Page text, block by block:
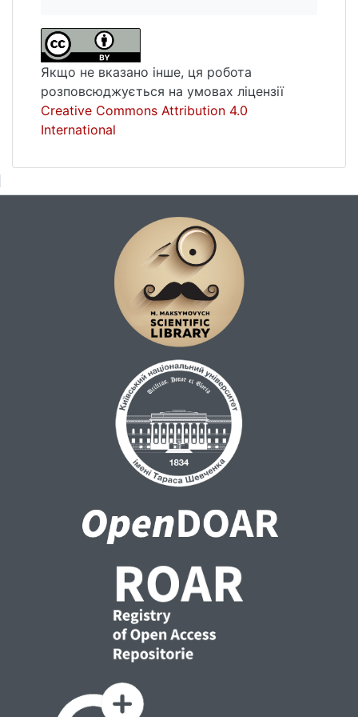
визначення параметрів джерела. На основі
графічного методу для визначення
механізмів вогнищ місцевих землетрусів
отримано спектральні та геометричні
параметри джерела: сейсмічний момент,
радіус зсувної дислокації, площу розриву,
середню посувку по розриву, спад
методики визначення поля переміщень у
випадку анізотропного середовища з
використанням матричного методу, а
також розвитку графічного методу для
побудови механізмів вогнищ землетрусів
Закарпаття у випадку обмеженої кількості
станцій. Практична значимість роботи
полягає в тому, що на основі розроблених
підходів є можливість визначення
параметрів вогнищ місцевих землетрусів,
що є важливим для вивчення сейсмічності
регіону. Розроблена модифікація
матричного методу для поширення
сейсмічних хвиль в анізотропних
середовищах може бути використана для
визначення тензора сейсмічного моменту
Якщо не вказано інше, ця робота
розповсюджується на умовах ліцензії
Creative Commons Attribution 4.0
International